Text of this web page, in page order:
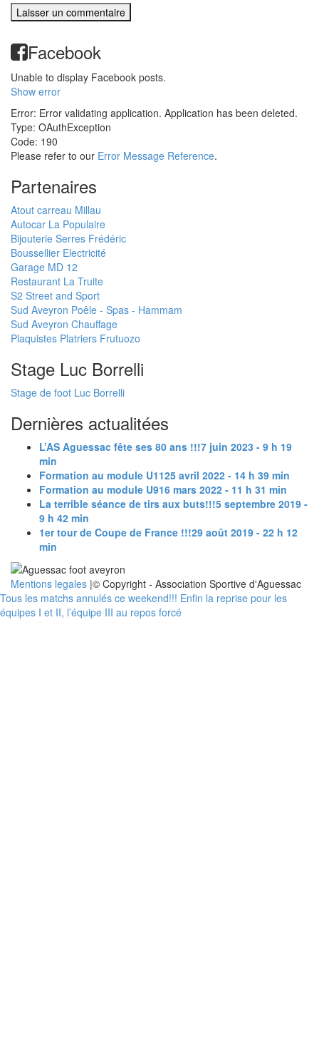
Facebook
Unable to display Facebook posts.
Show error
Error: Error validating application. Application has been deleted.
Type: OAuthException
Code: 190
Please refer to our Error Message Reference.
Partenaires
Atout carreau Millau
Autocar La Populaire
Bijouterie Serres Frédéric
Boussellier Electricité
Garage MD 12
Restaurant La Truite
S2 Street and Sport
Sud Aveyron Poêle - Spas - Hammam
Sud Aveyron Chauffage
Plaquistes Platriers Frutuozo
Stage Luc Borrelli
Stage de foot Luc Borrelli
Dernières actualitées
L’AS Aguessac fête ses 80 ans !!!7 juin 2023 - 9 h 19
min
Formation au module U1125 avril 2022 - 14 h 39 min
Formation au module U916 mars 2022 - 11 h 31 min
La terrible séance de tirs aux buts!!!5 septembre 2019 -
9 h 42 min
1er tour de Coupe de France !!!29 août 2019 - 22 h 12
min
Mentions legales |© Copyright - Association Sportive d'Aguessac
Tous les matchs annulés ce weekend!!! Enfin la reprise pour les
équipes I et II, l’équipe III au repos forcé